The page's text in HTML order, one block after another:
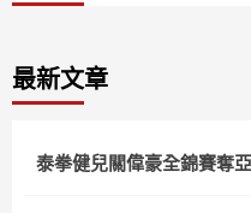
最新文章
泰拳健兒關偉豪全錦賽奪